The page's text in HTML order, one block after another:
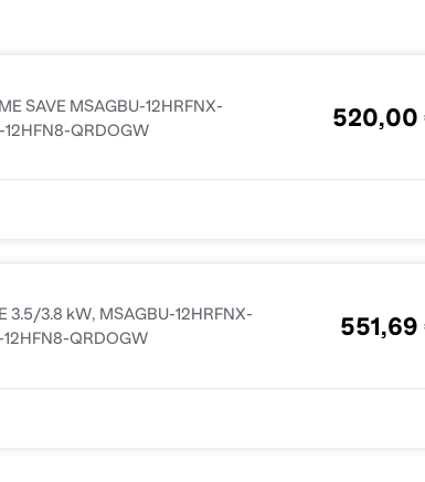
SAVE MSAGBU-12HRFNX-
QRDOGW
520,00
3.5/3.8 kW, MSAGBU-12HRFNX-
QRDOGW
551,69